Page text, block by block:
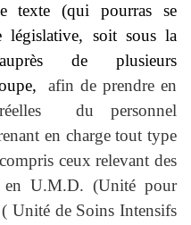
texte (qui pourras se
législative, soit sous la
de plusieurs
afin de prendre en
du personnel
en charge tout type
ceux relevant des
en U.M.D. (Unité pour
Unité de Soins Intensifs